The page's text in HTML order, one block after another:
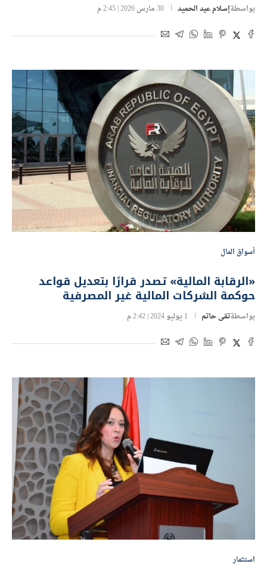
بواسطةإسلام عبد الحميد 30 مارس 2026 | 2:45 م
أسواق المال
«الرقابة المالية» تصدر قرارًا بتعديل قواعد
حوكمة الشركات المالية غير المصرفية
بواسطةتقى حاتم 1 يوليو 2024 | 2:42 م
استثمار